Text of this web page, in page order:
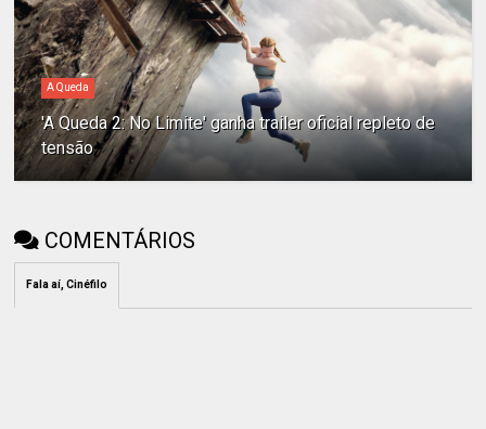
A Queda
'A Queda 2: No Limite' ganha trailer oficial repleto de
tensão
COMENTÁRIOS
Fala aí, Cinéfilo